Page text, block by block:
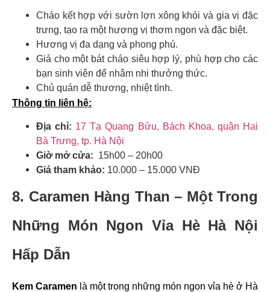
Cháo kết hợp với sườn lợn xông khói và gia vị đặc
trưng, tạo ra một hương vị thơm ngon và đặc biệt.
Hương vị đa dạng và phong phú.
Giá cho một bát cháo siêu hợp lý, phù hợp cho các
bạn sinh viên để nhâm nhi thưởng thức.
Chủ quán dễ thương, nhiệt tình.
Thông tin liên hệ:
Địa chỉ: 17 Tạ Quang Bửu, Bách Khoa, quận Hai
Bà Trưng, tp. Hà Nội
Giờ mở cửa: 15h00 – 20h00
Giá tham khảo: 10.000 – 15.000 VNĐ
8. Caramen Hàng Than – Một Trong
Những Món Ngon Vỉa Hè Hà Nội
Hấp Dẫn
Kem Caramen là một trong những món ngon vỉa hè ở Hà